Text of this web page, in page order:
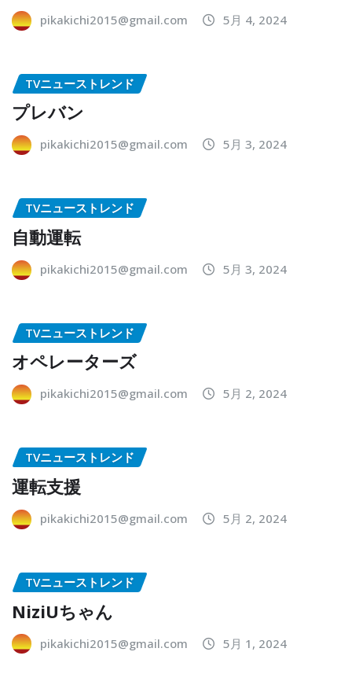
pikakichi2015@gmail.com 5月 4, 2024
TVニューストレンド
プレバン
pikakichi2015@gmail.com 5月 3, 2024
TVニューストレンド
自動運転
pikakichi2015@gmail.com 5月 3, 2024
TVニューストレンド
オペレーターズ
pikakichi2015@gmail.com 5月 2, 2024
TVニューストレンド
運転支援
pikakichi2015@gmail.com 5月 2, 2024
TVニューストレンド
NiziUちゃん
pikakichi2015@gmail.com 5月 1, 2024